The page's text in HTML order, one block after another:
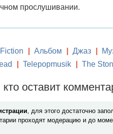
прослушивании.
Альбом Джаз
Telepopmusik The
оставит
, для этого достаточно
проходят модерацию и до